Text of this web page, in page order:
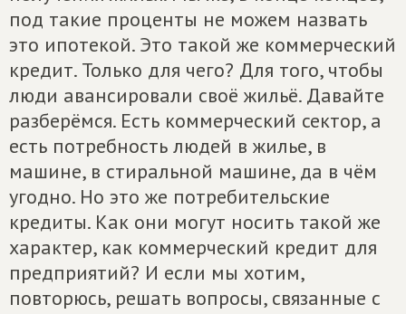
под такие проценты не можем назвать
это ипотекой. Это такой же коммерческий
кредит. Только для чего? Для того, чтобы
люди авансировали своё жильё. Давайте
разберёмся. Есть коммерческий сектор, а
есть потребность людей в жилье, в
машине, в стиральной машине, да в чём
угодно. Но это же потребительские
кредиты. Как они могут носить такой же
характер, как коммерческий кредит для
предприятий? И если мы хотим,
повторюсь, решать вопросы, связанные с